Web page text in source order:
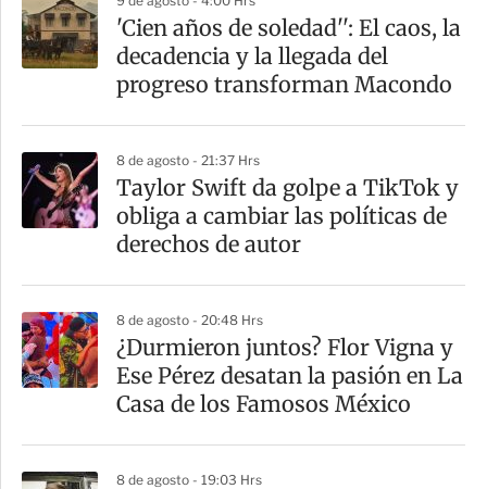
a
r
t
'Cien años de soledad'': El caos, la
decadencia y la llegada del
progreso transforman Macondo
8 de agosto - 21:37 Hrs
Taylor Swift da golpe a TikTok y
obliga a cambiar las políticas de
derechos de autor
8 de agosto - 20:48 Hrs
¿Durmieron juntos? Flor Vigna y
Ese Pérez desatan la pasión en La
Casa de los Famosos México
8 de agosto - 19:03 Hrs